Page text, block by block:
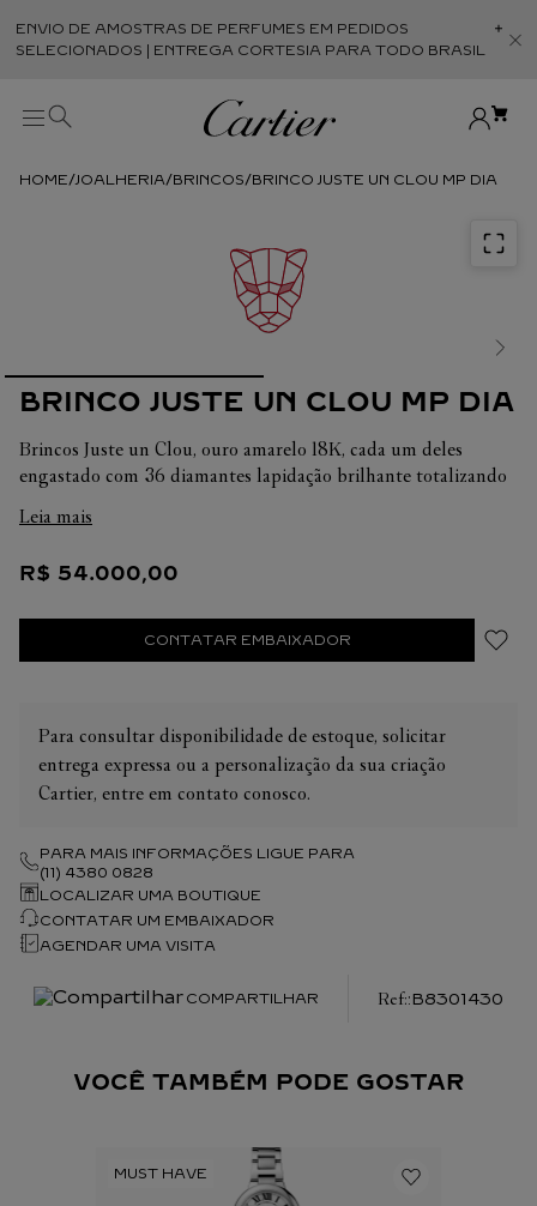
ENVIO DE AMOSTRAS DE PERFUMES EM PEDIDOS
SELECIONADOS | ENTREGA CORTESIA PARA TODO BRASIL
JOALHERIA BRINCOS BRINCO JUSTE UN CLOU MP DIA
BRINCO JUSTE UN CLOU MP DIA
Brincos Juste un Clou, ouro amarelo 18K, cada um deles
engastado com 36 diamantes lapidação brilhante totalizando
Leia mais
R$ 54.000,00
CONTATAR EMBAIXADOR
Para consultar disponibilidade de estoque, solicitar
entrega expressa ou a personalização da sua criação
Cartier, entre em contato conosco.
PARA MAIS INFORMAÇÕES LIGUE PARA
(11) 4380 0828
LOCALIZAR UMA BOUTIQUE
CONTATAR UM EMBAIXADOR
AGENDAR UMA VISITA
COMPARTILHAR :B8301430
VOCÊ TAMBÉM PODE GOSTAR